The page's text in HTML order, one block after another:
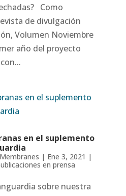
Como
de divulgación
Volumen Noviembre
año del proyecto
en el suplemento
| Ene 3, 2021 |
en prensa
sobre nuestra